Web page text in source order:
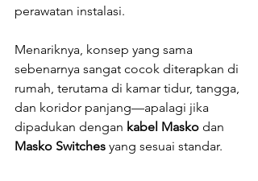
perawatan instalasi.
Menariknya, konsep yang sama
sebenarnya sangat cocok diterapkan di
rumah, terutama di kamar tidur, tangga,
dan koridor panjang—apalagi jika
dipadukan dengan kabel Masko dan
Masko Switches yang sesuai standar.